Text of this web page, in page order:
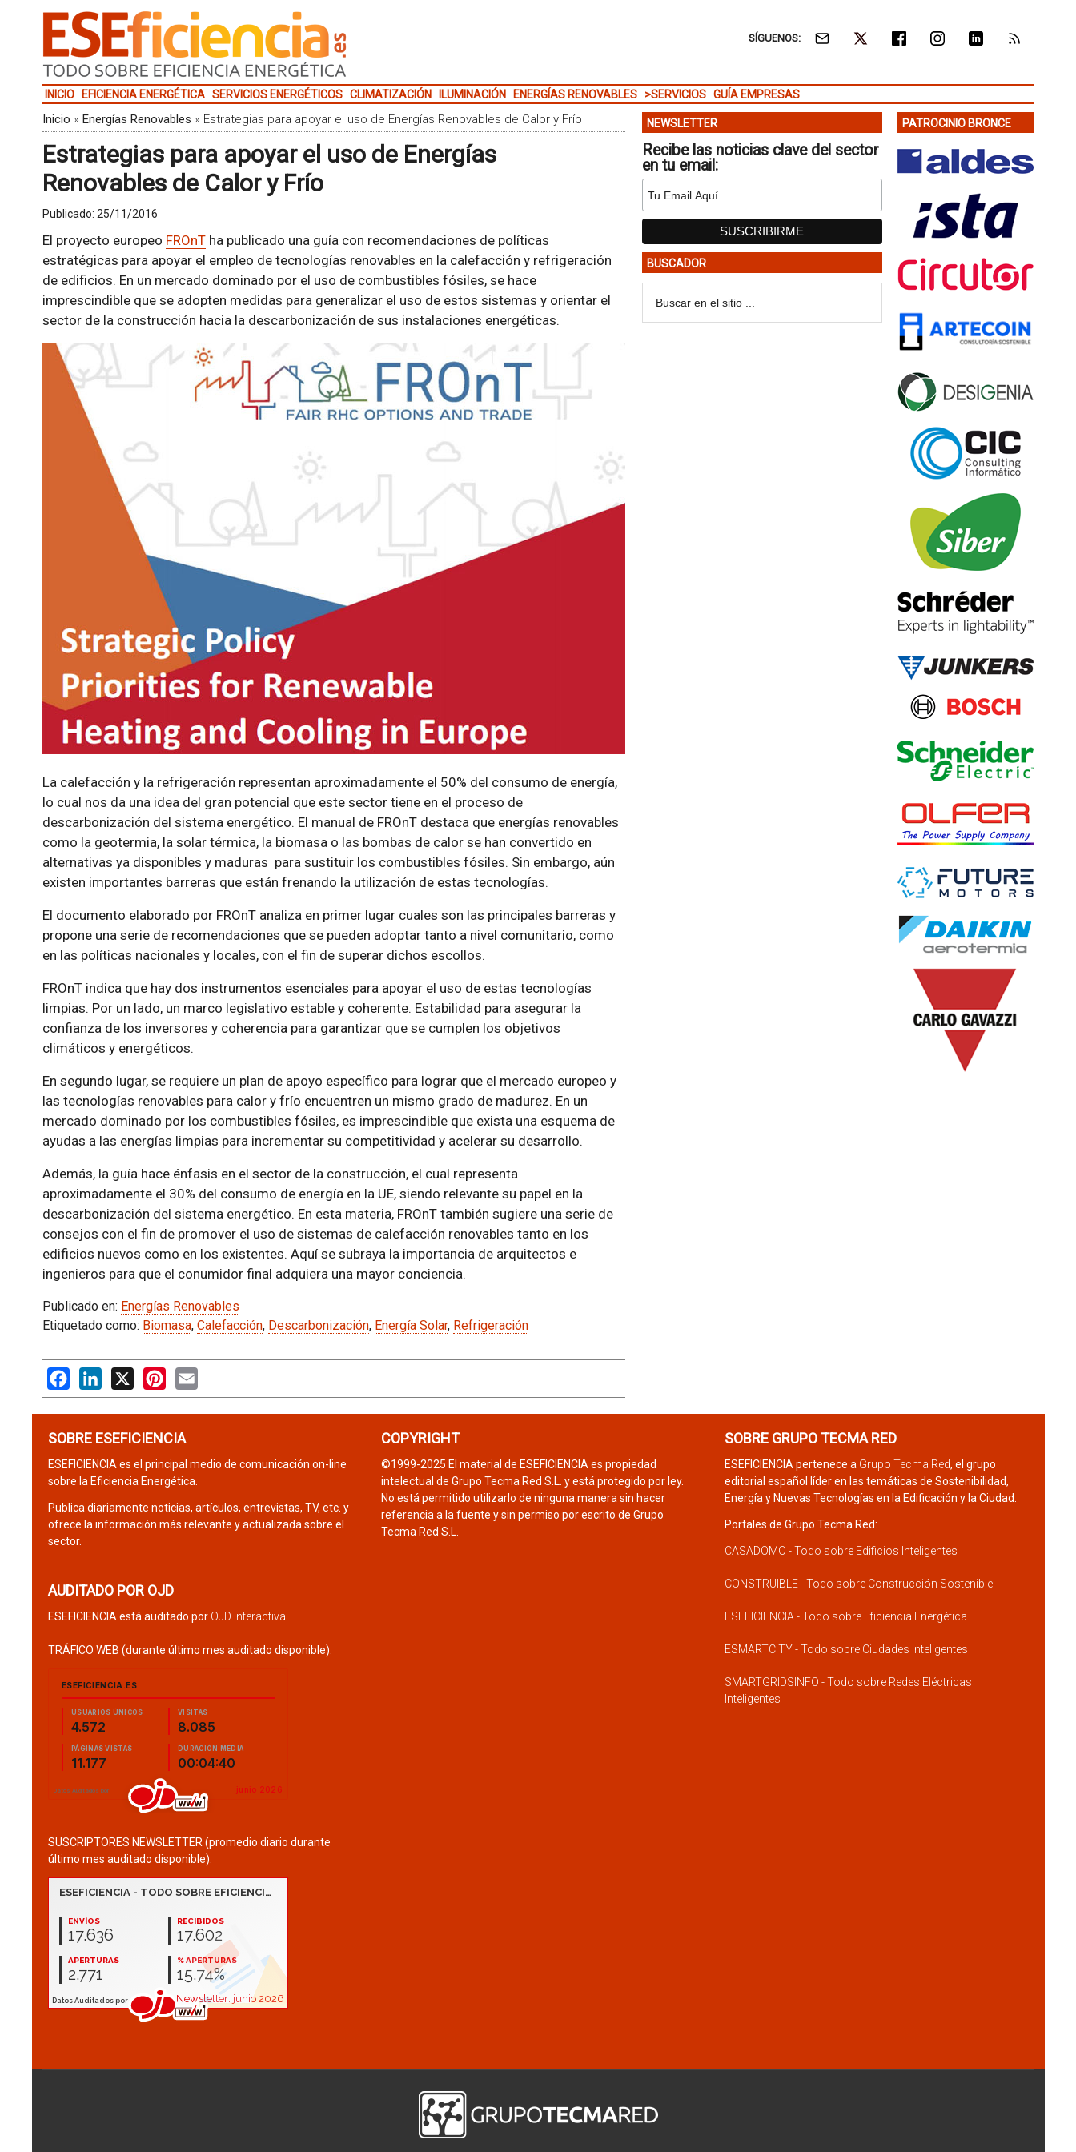
SÍGUENOS:
INICIO EFICIENCIA ENERGÉTICA SERVICIOS ENERGÉTICOS CLIMATIZACIÓN ILUMINACIÓN ENERGÍAS RENOVABLES >SERVICIOS GUÍA EMPRESAS
Inicio » Energías Renovables » Estrategias para apoyar el uso de Energías Renovables de Calor y Frío
Estrategias para apoyar el uso de Energías
Renovables de Calor y Frío
Publicado: 25/11/2016
El proyecto europeo FROnTha publicado una guía con recomendaciones de políticas
estratégicas para apoyar el empleo de tecnologías renovables en la calefacción y refrigeración
de edificios. En un mercado dominado por el uso de combustibles fósiles, se hace
imprescindible que se adopten medidas para generalizar el uso de estos sistemas y orientar el
sector de la construcción hacia la descarbonización de sus instalaciones energéticas.
La calefacción y la refrigeración representan aproximadamente el 50% del consumo de energía,
lo cual nos da una idea del gran potencial que este sector tiene en el proceso de
descarbonización del sistema energético. El manual de FROnT destaca que energías renovables
como la geotermia, la solar térmica, la biomasa o las bombas de calor se han convertido en
alternativas ya disponibles y maduras para sustituir los combustibles fósiles. Sin embargo, aún
existen importantes barreras que están frenando la utilización de estas tecnologías.
El documento elaborado por FROnT analiza en primer lugar cuales son las principales barreras y
propone una serie de recomendaciones que se pueden adoptar tanto a nivel comunitario, como
en las políticas nacionales y locales, con el fin de superar dichos escollos.
FROnT indica que hay dos instrumentos esenciales para apoyar el uso de estas tecnologías
limpias. Por un lado, un marco legislativo estable y coherente. Estabilidad para asegurar la
confianza de los inversores y coherencia para garantizar que se cumplen los objetivos
climáticos y energéticos.
En segundo lugar, se requiere un plan de apoyo específico para lograr que el mercado europeo y
las tecnologías renovables para calor y frío encuentren un mismo grado de madurez. En un
mercado dominado por los combustibles fósiles, es imprescindible que exista una esquema de
ayudas a las energías limpias para incrementar su competitividad y acelerar su desarrollo.
Además, la guía hace énfasis en el sector de la construcción, el cual representa
aproximadamente el 30% del consumo de energía en la UE, siendo relevante su papel en la
descarbonización del sistema energético. En esta materia, FROnT también sugiere una serie de
consejos con el fin de promover el uso de sistemas de calefacción renovables tanto en los
edificios nuevos como en los existentes. Aquí se subraya la importancia de arquitectos e
ingenieros para que el conumidor final adquiera una mayor conciencia.
Publicado en: Energías Renovables
Etiquetado como: Biomasa, Calefacción, Descarbonización, Energía Solar, Refrigeración
FacebookLinkedIn
X PinterestEmail
NEWSLETTER
Recibe las noticias clave del sector
en tu email:
BUSCADOR
PATROCINIO BRONCE
SOBRE ESEFICIENCIA
ESEFICIENCIA es el principal medio de comunicación on-line
sobre la Eficiencia Energética.
Publica diariamente noticias, artículos, entrevistas, TV, etc. y
ofrece la información más relevante y actualizada sobre el
sector.
AUDITADO POR OJD
ESEFICIENCIA está auditado por OJD Interactiva
TRÁFICO WEB (durante último mes auditado disponible):
SUSCRIPTORES NEWSLETTER (promedio diario durante
último mes auditado disponible):
COPYRIGHT
©1999-2025 El material de ESEFICIENCIA es propiedad
intelectual de Grupo Tecma Red S.L. y está protegido por ley.
No está permitido utilizarlo de ninguna manera sin hacer
referencia a la fuente y sin permiso por escrito de Grupo
Tecma Red S.L.
SOBRE GRUPO TECMA RED
ESEFICIENCIA pertenece a Grupo Tecma Red, el grupo
editorial español líder en las temáticas de Sostenibilidad,
Energía y Nuevas Tecnologías en la Edificación y la Ciudad.
Portales de Grupo Tecma Red:
CASADOMO - Todo sobre Edificios Inteligentes
CONSTRUIBLE - Todo sobre Construcción Sostenible
ESEFICIENCIA - Todo sobre Eficiencia Energética
ESMARTCITY - Todo sobre Ciudades Inteligentes
SMARTGRIDSINFO - Todo sobre Redes Eléctricas
Inteligentes